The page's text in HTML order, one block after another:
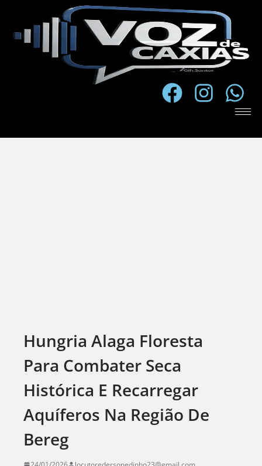
Hungria Alaga Floresta
Para Combater Seca
Histórica E Recarregar
Aquíferos Na Região De
Bereg